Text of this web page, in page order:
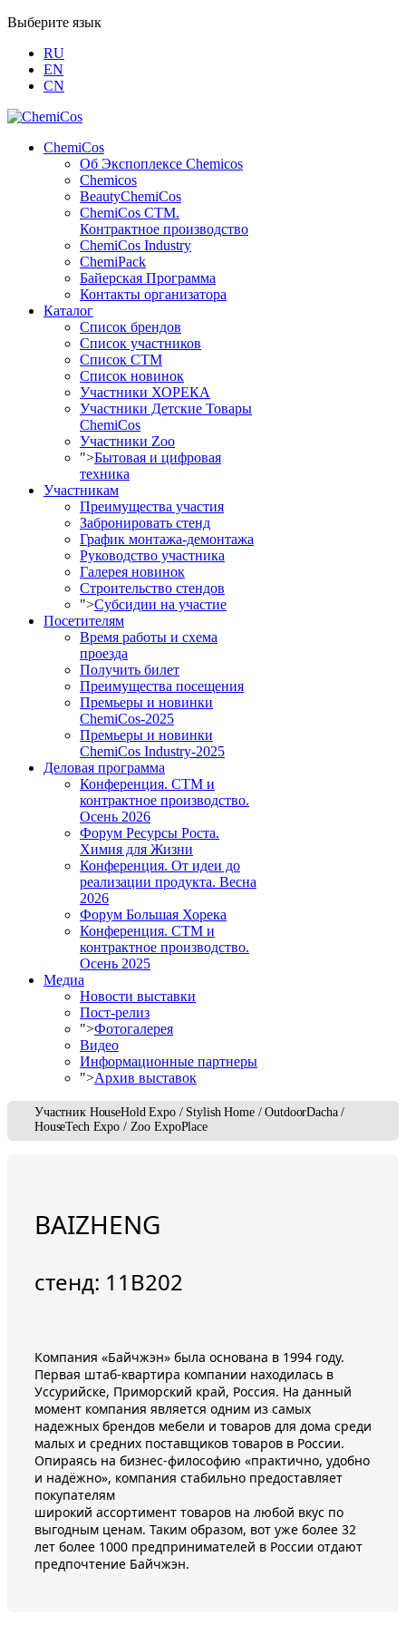
Выберите язык
RU
EN
CN
ChemiCos
Об Экспоплексе Chemicos
Chemicos
BeautyChemiCos
ChemiCos СТМ.
Контрактное производство
ChemiCos Industry
ChemiPack
Байерская Программа
Контакты организатора
Каталог
Список брендов
Список участников
Список СТМ
Список новинок
Участники ХОРЕКА
Участники Детские Товары
ChemiCos
Участники Zoo
">Бытовая и цифровая
техника
Участникам
Преимущества участия
Забронировать стенд
График монтажа-демонтажа
Руководство участника
Галерея новинок
Строительство стендов
">Субсидии на участие
Посетителям
Время работы и схема
проезда
Получить билет
Преимущества посещения
Премьеры и новинки
ChemiCos-2025
Премьеры и новинки
ChemiCos Industry-2025
Деловая программа
Конференция. СТМ и
контрактное производство.
Осень 2026
Форум Ресурсы Роста.
Химия для Жизни
Конференция. От идеи до
реализации продукта. Весна
2026
Форум Большая Хорека
Конференция. СТМ и
контрактное производство.
Осень 2025
Медиа
Новости выставки
Пост-релиз
">Фотогалерея
Видео
Информационные партнеры
">Архив выставок
Участник HouseHold Expo / Stylish Home / OutdoorDacha /
HouseTech Expo / Zoo ExpoPlace
BAIZHENG
стенд: 11B202
Компания «Байчжэн» была основана в 1994 году.
Первая штаб-квартира компании находилась в
Уссурийске, Приморский край, Россия. На данный
момент компания является одним из самых
надежных брендов мебели и товаров для дома среди
малых и средних поставщиков товаров в России.
Опираясь на бизнес-философию «практично, удобно
и надёжно», компания стабильно предоставляет
покупателям
широкий ассортимент товаров на любой вкус по
выгодным ценам. Таким образом, вот уже более 32
лет более 1000 предпринимателей в России отдают
предпочтение Байчжэн.